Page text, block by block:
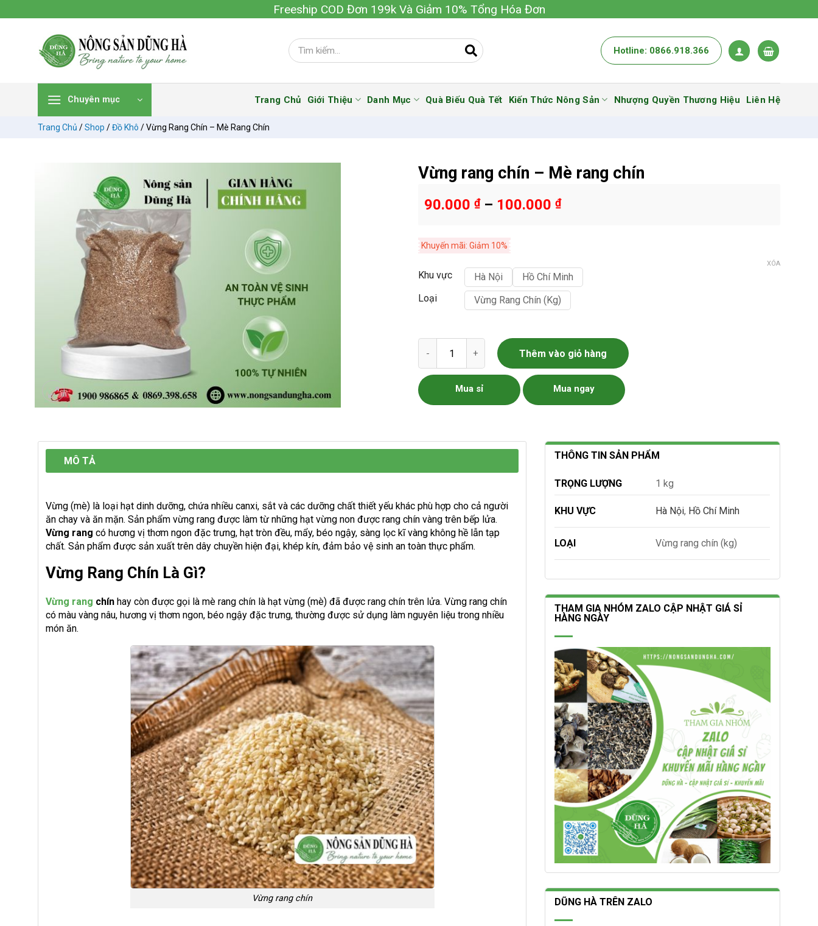
đến
Freeship COD Đơn 199k Và Giảm 10% Tổng Hóa Đơn
Hotline: 0866.918.366
Chuyên mục Trang Chủ Giới Thiệu Danh Mục Quà Biếu Quà Tết Kiến Thức Nông Sản Nhượng Quyền Thương Hiệu Liên Hệ
Trang Chủ /Shop /Đồ Khô /Vừng Rang Chín – Mè Rang Chín
Vừng rang chín – Mè rang chín
90.000 ₫– 100.000 ₫
Khuyến mãi: Giảm 10%
Khu vực Hà Nội
Hồ Chí Minh
Loại
Vừng Rang Chín (kg)
XÓA
Vừng rang chín - Mè rang chín số lượng
Thêm vào giỏ hàng
Mua sỉ Mua ngay
MÔ TẢ
Vừng (mè) là loại hạt dinh dưỡng, chứa nhiều canxi, sắt và các dưỡng chất thiết yếu khác phù hợp cho cả người
ăn chay và ăn mặn. Sản phẩm vừng rang được làm từ những hạt vừng non được rang chín vàng trên bếp lửa.
Vừng rang có hương vị thơm ngon đặc trưng, hạt tròn đều, mẩy, béo ngậy, sàng lọc kĩ vàng không hề lẫn tạp
chất. Sản phẩm được sản xuất trên dây chuyền hiện đại, khép kín, đảm bảo vệ sinh an toàn thực phẩm.
Vừng Rang Chín Là Gì?
Vừng rang chín hay còn được gọi là mè rang chín là hạt vừng (mè) đã được rang chín trên lửa. Vừng rang chín
có màu vàng nâu, hương vị thơm ngon, béo ngậy đặc trưng, thường được sử dụng làm nguyên liệu trong nhiều
món ăn.
Vừng rang chín
THÔNG TIN SẢN PHẨM
TRỌNG LƯỢNG 1 kg
KHU VỰC Hà Nội, Hồ Chí Minh
LOẠI Vừng rang chín (kg)
THAM GIA NHÓM ZALO CẬP NHẬT GIÁ SỈ
HÀNG NGÀY
DŨNG HÀ TRÊN ZALO